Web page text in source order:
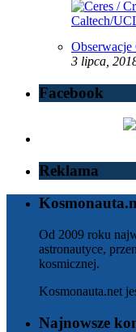
Obserwacje
3 lipca,
Facebook
Reklama
Od 2009 roku
astronautyce,
kosmicznej.
Kosmonauta.net
Najnowsze